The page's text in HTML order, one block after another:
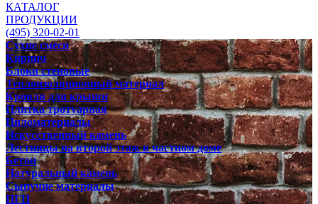
КАТАЛОГ
ПРОДУКЦИИ
(495) 320-02-01
Сухие смеси
Кирпич
Блоки стеновые
Теплоизоляционный материал
Кровля для крыши
Плитка тротуарная
Пиломатериалы
Искусственный камень
Лестницы на второй этаж в частном доме
Бетон
Натуральный камень
Сыпучие материалы
ПГП